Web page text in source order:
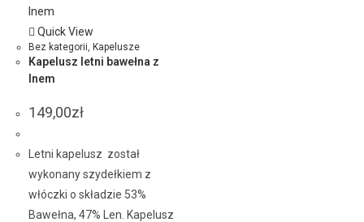
Quick View
Bez kategorii Kapelusze
Kapelusz letni bawełna z
lnem
149,00zł
Letni kapelusz został
wykonany szydełkiem z
włóczki o składzie 53%
Bawełna, 47% Len. Kapelusz